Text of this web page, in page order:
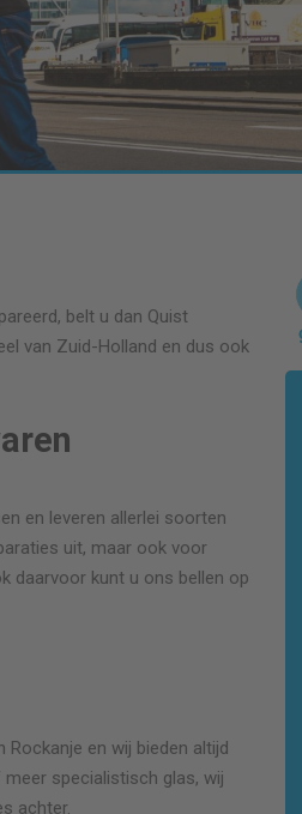
belt u dan Quist
van Zuid-Holland en dus ook
en leveren allerlei soorten
uit, maar ook voor
daarvoor kunt u ons bellen op
en wij bieden altijd
specialistisch glas, wij
achter.